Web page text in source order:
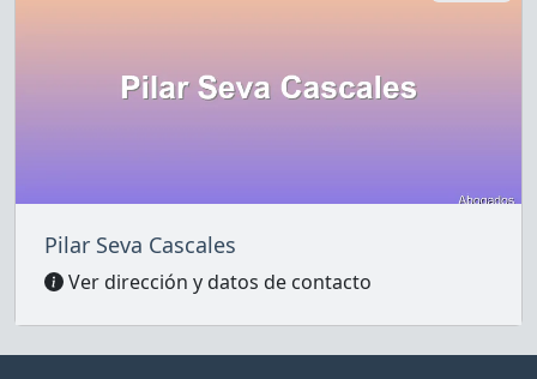
Pilar Seva Cascales
Ver dirección y datos de contacto